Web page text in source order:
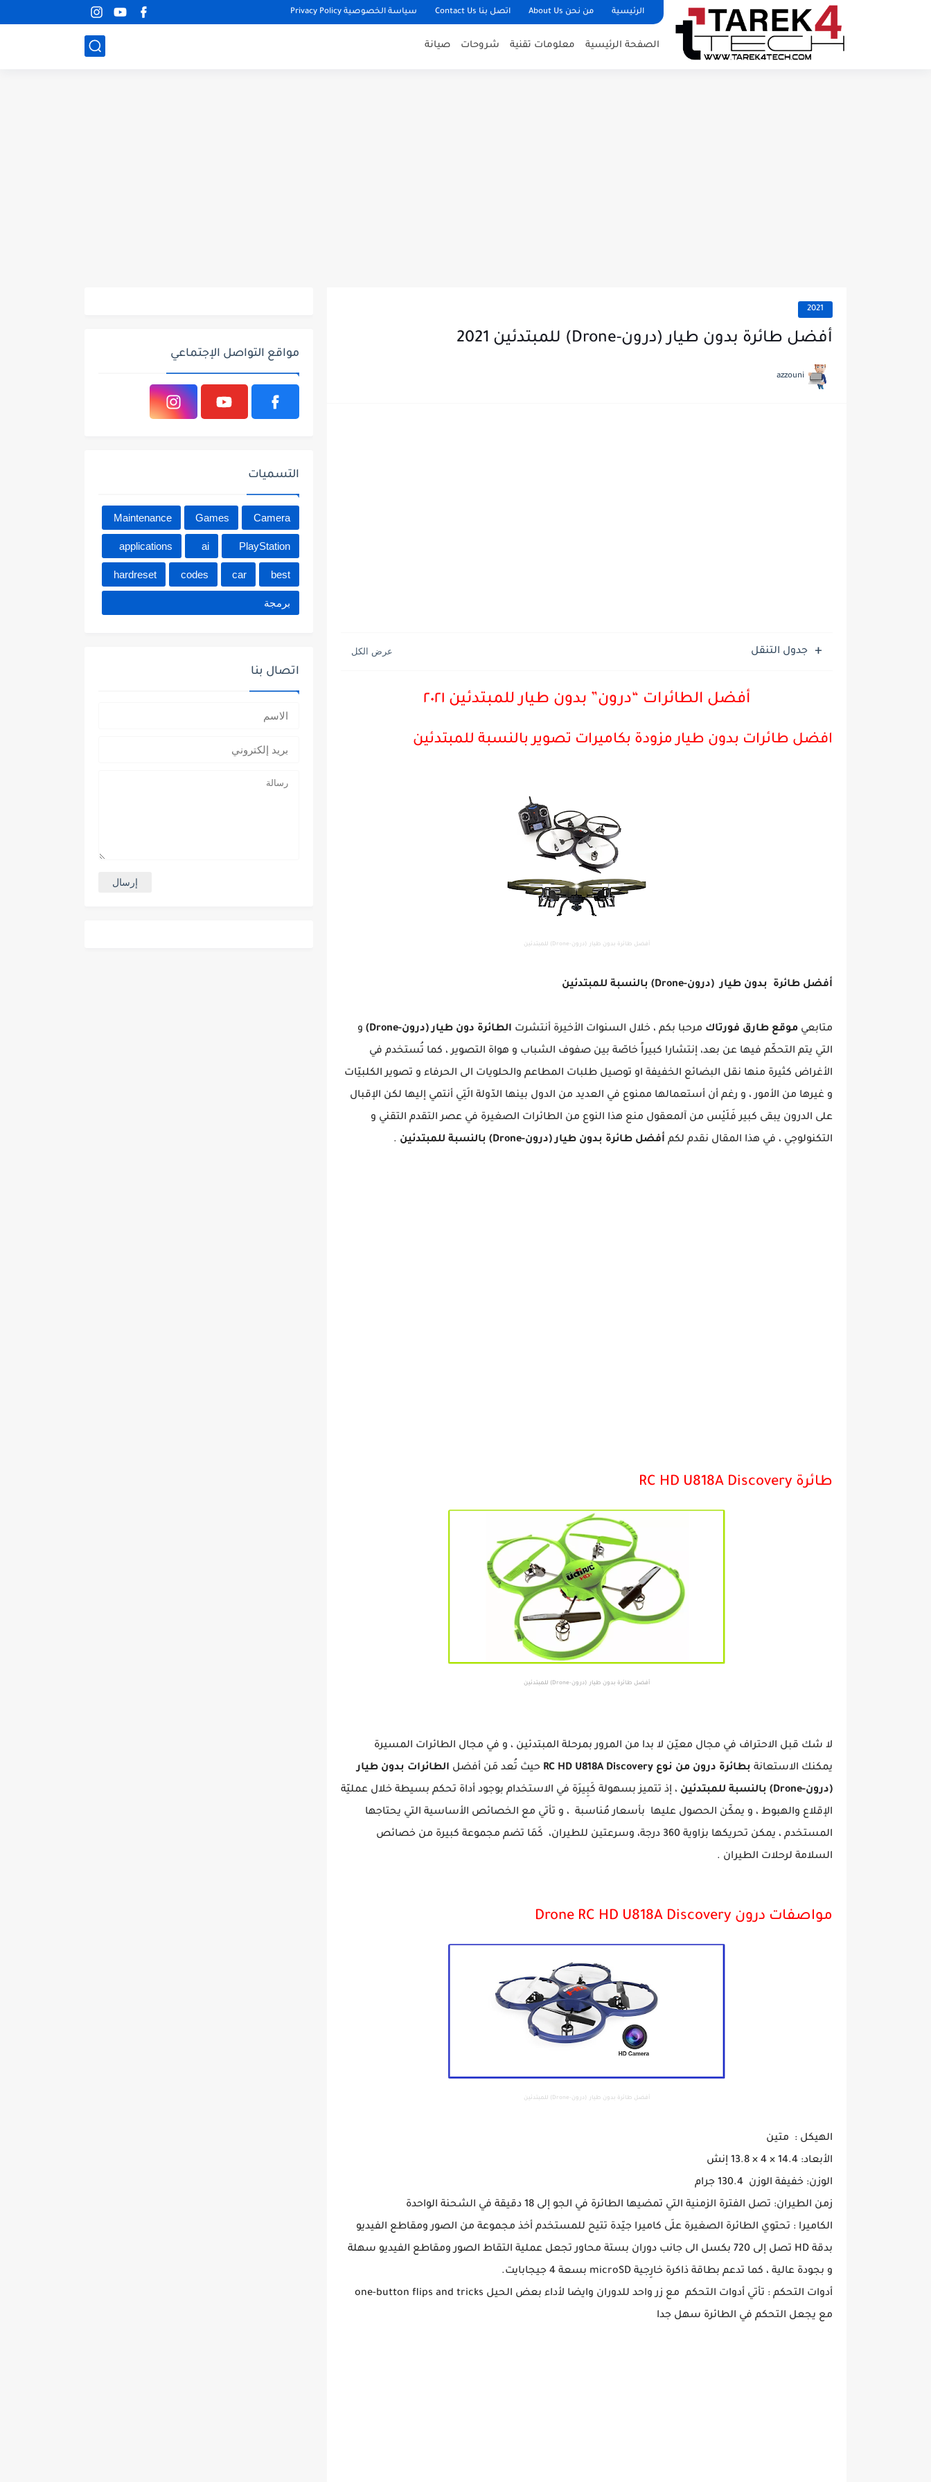
الرئيسية من نحن About Us اتصل بنا Contact Us سياسة الخصوصية Privacy Policy
الصفحة الرئيسية معلومات تقنية شروحات صيانة
2021
أفضل طائرة بدون طيار (درون-Drone) للمبتدئين 2021
azzouni
جدول التنقل
أفضل الطائرات “درون” بدون طيار للمبتدئين ٢٠٢١
افضل طائرات بدون طيار مزودة بكاميرات تصوير بالنسبة للمبتدئين
أفضل طائرة بدون طيار (درون-Drone) للمبتدئين
أفضل طائرة بدون طيار (درون-Drone) بالنسبة للمبتدئين
متابعي موقع طارق فورتاك مرحبا بكم ، خلال السنوات الأخيرة أنتشرت الطائرة دون طيار (درون-Drone)
و
التي يتم التحكّم فيها عن بعد، إنتشارا كبيراً خاصّة بين صفوف الشباب و هواة التصوير ، كما تُستخدم في
الأغراض كثيرة منها نقل البضائع الخفيفة او توصيل طلبات المطاعم والحلويات الى الحرفاء و تصوير الكلبيّات
و غيرها من الأمور ، و رغم أن أستعمالها ممنوع في العديد من الدول بينها الدّولة الَتِي أنتمي إليها لكن الإقبال
على الدرون يبقى كبير فَلَيْس من آلمعقول منع هذا النوع من الطائرات الصغيرة في عصر التقدم التقني و
التكنولوجي ، في هذا المقال نقدم لكم أفضل طائرة بدون طيار (درون-Drone) بالنسبة للمبتدئين .
طائرة RC HD U818A Discovery
أفضل طائرة بدون طيار (درون-Drone) للمبتدئين
لا شك قبل الاحتراف في مجال معيّن لا بدا من المرور بمرحلة المبتدئين ، و في مجال الطائرات المسيرة
يمكنك الاستعانة بطائرة درون من نوع RC HD U818A Discovery حيث تُعد مَن أفضل الطائرات بدون طيار
(درون-Drone) بالنسبة للمبتدئين
، إذ تتميز بسهولة كَبِيرَة في الاستخدام بوجود أداة تحكم بسيطة خلال عمليّة
الإقلاع والهبوط ، و يمكّن الحصول عليها بأسعار مُناسبة ، و تأتي مع الخصائص الأساسية التي يحتاجها
المستخدم ، يمكن تحريكها بزاوية 360 درجة، وسرعتين للطيران، كَمَا تضم مجموعة كبيرة من خصائص
السلامة لرحلات الطيران .
مواصفات درون Drone RC HD U818A Discovery
أفضل طائرة بدون طيار (درون-Drone) للمبتدئين
الهيكل : متين
الأبعاد: 14.4 × 4 × 13.8 إنش
الوزن: خفيفة الوزن 130.4 جرام
زمن الطيران: تصل الفترة الزمنية التي تمضيها الطائرة في الجو إلى 18 دقيقة في الشحنة الواحدة
الكاميرا : تحتوي الطائرة الصغيرة علَى كاميرا جيّدة تتيح للمستخدم أخذ مجموعة من الصور ومقاطع الفيديو
بدقة HD تصل إلى 720 بكسل الى جانب دوران بستة محاور تجعل عملية التقاط الصور ومقاطع الفيديو سهلة
و بجودة عالية ، كما تدعم بطاقة ذاكرة خارِجية microSD بسعة 4 جيجابايت.
أدوات التحكم : تأتي أدوات التحكم مع زر واحد للدوران وايضا لأداء بعض الحيل one-button flips and tricks
مع يجعل التحكم في الطائرة سهل جدا
مواقع التواصل الإجتماعي
التسميات
Camera
Games
Maintenance
PlayStation
ai
applications
best
car
codes
hardreset
برمجة
اتصال بنا